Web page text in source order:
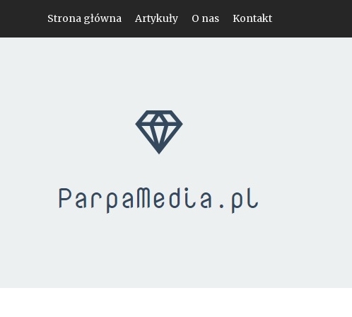
Strona główna Artykuły O nas Kontakt